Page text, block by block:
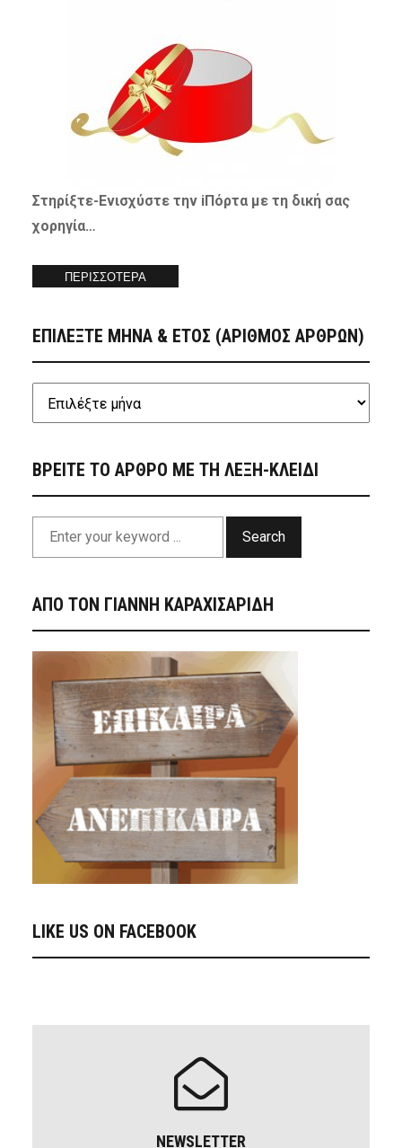
Στηρίξτε- Ενισχύστετην iΠόρτα με τη δική σας
χορηγία…
ΠΕΡΙΣΣΟΤΕΡΑ
ΕΠΙΛΕΞΤΕ ΜΗΝΑ & ΕΤΟΣ (ΑΡΙΘΜΟΣ ΑΡΘΡΩΝ)
ΒΡΕΙΤΕ ΤΟ ΑΡΘΡΟ ΜΕ ΤΗ ΛΕΞΗ-ΚΛΕΙΔΙ
Search
ΑΠΟ ΤΟΝ ΓΙΑΝΝΗ ΚΑΡΑΧΙΣΑΡΙΔΗ
LIKE US ON FACEBOOK
NEWSLETTER